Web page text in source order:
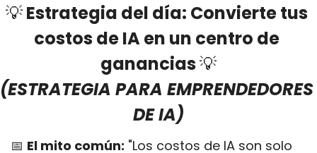
💡 Estrategia del día: Convierte tus
costos de IA en un centro de
ganancias 💡
(ESTRATEGIA PARA EMPRENDEDORES
DE IA)
📅 El mito común: "Los costos de IA son solo